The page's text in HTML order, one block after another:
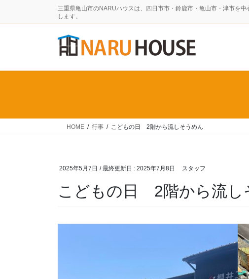
三重県亀山市のNARUハウスは、四日市市・鈴鹿市・亀山市・津市を
します。
HOME 行事 こどもの日 2階から流しそうめん
2025年5月7日 / 最終更新日 : 2025年7月8日 スタッフ
こどもの日 2階から流